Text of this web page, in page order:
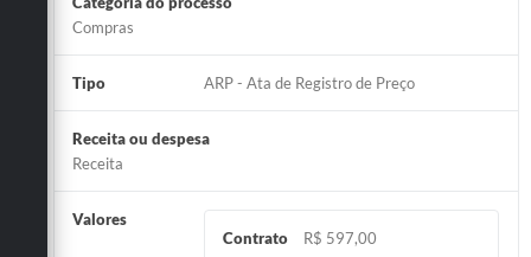
Compras
Tipo ARP - Ata de Registro de Preço
Receita ou despesa
Receita
Valores
Contrato
R$ 597,00